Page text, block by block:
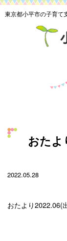
東京都小平市の子育て
おたよ
2022.05.28
おたより2022.06(